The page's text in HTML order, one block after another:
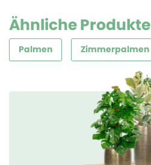
Ähnliche Produkte
Palmen Zimmerpalmen